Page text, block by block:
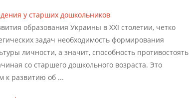
у старших дошкольников
образования Украины в XXI столетии, четко
задач необходимость формирования
личности, а значит, способность противостоять
со старшего дошкольного возраста. Это
к развитию об ...